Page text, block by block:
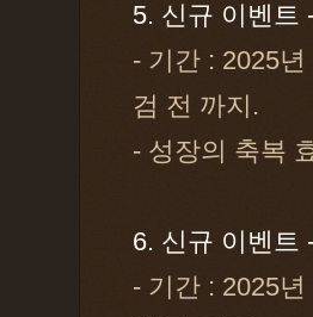
5. 신규 이벤트
- 기간 : 2025
검 전 까지.
- 성장의 축복
6. 신규 이벤트
- 기간 : 2025